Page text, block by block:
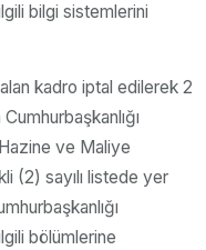
bilgi sistemlerini
kadro iptal edilerek 2
ve Maliye
(2) sayılı listede yer
bölümlerine